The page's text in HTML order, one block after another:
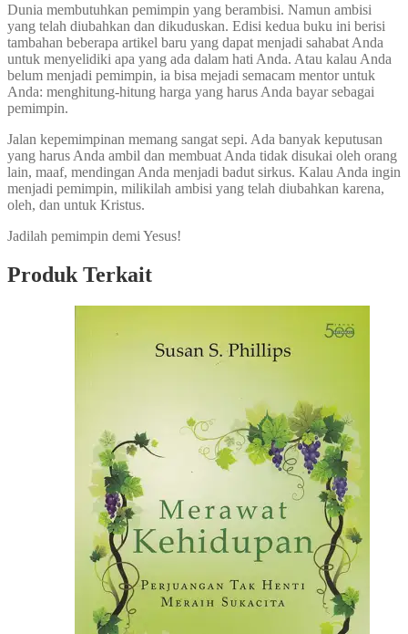
Dunia membutuhkan pemimpin yang berambisi. Namun ambisi
yang telah diubahkan dan dikuduskan. Edisi kedua buku ini berisi
tambahan beberapa artikel baru yang dapat menjadi sahabat Anda
untuk menyelidiki apa yang ada dalam hati Anda. Atau kalau Anda
belum menjadi pemimpin, ia bisa mejadi semacam mentor untuk
Anda: menghitung-hitung harga yang harus Anda bayar sebagai
pemimpin.
Jalan kepemimpinan memang sangat sepi. Ada banyak keputusan
yang harus Anda ambil dan membuat Anda tidak disukai oleh orang
lain, maaf, mendingan Anda menjadi badut sirkus. Kalau Anda ingin
menjadi pemimpin, milikilah ambisi yang telah diubahkan karena,
oleh, dan untuk Kristus.
Jadilah pemimpin demi Yesus!
Produk Terkait